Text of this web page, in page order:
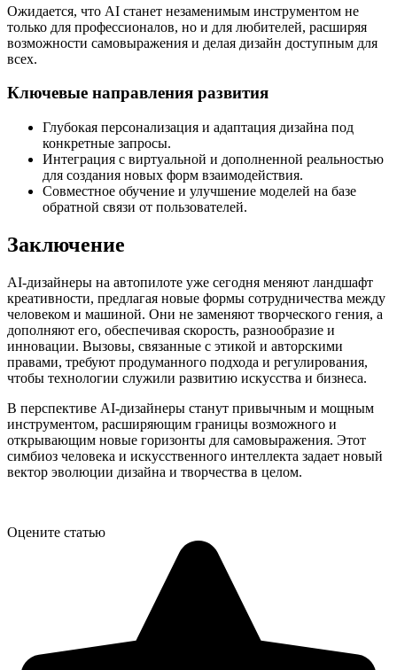
Ожидается, что AI станет незаменимым инструментом не
только для профессионалов, но и для любителей, расширяя
возможности самовыражения и делая дизайн доступным для
всех.
Ключевые направления развития
Глубокая персонализация и адаптация дизайна под
конкретные запросы.
Интеграция с виртуальной и дополненной реальностью
для создания новых форм взаимодействия.
Совместное обучение и улучшение моделей на базе
обратной связи от пользователей.
Заключение
AI-дизайнеры на автопилоте уже сегодня меняют ландшафт
креативности, предлагая новые формы сотрудничества между
человеком и машиной. Они не заменяют творческого гения, а
дополняют его, обеспечивая скорость, разнообразие и
инновации. Вызовы, связанные с этикой и авторскими
правами, требуют продуманного подхода и регулирования,
чтобы технологии служили развитию искусства и бизнеса.
В перспективе AI-дизайнеры станут привычным и мощным
инструментом, расширяющим границы возможного и
открывающим новые горизонты для самовыражения. Этот
симбиоз человека и искусственного интеллекта задает новый
вектор эволюции дизайна и творчества в целом.
Оцените статью